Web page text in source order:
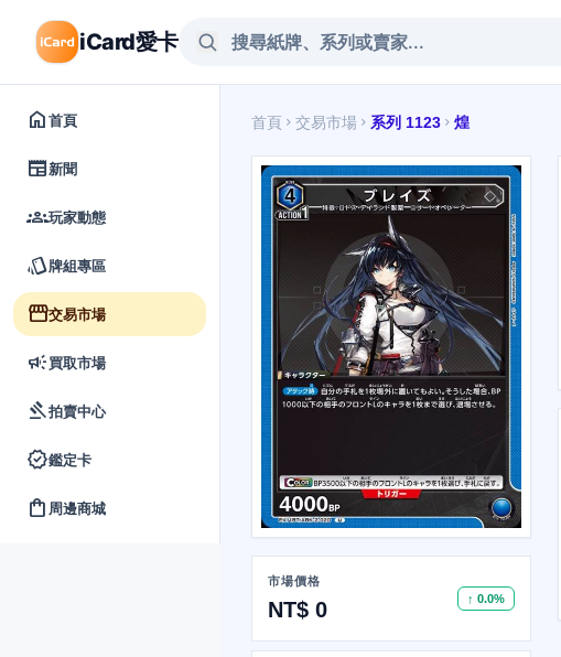
iCard愛卡
home首頁
newspaper新聞
groups玩家動態
style牌組專區
storefront交易市場
campaign買取市場
gavel拍賣中心
verified鑑定卡
shopping_bag 周邊商城
首頁 chevron_right 交易市場 chevron_right 系列 1123 chevron_right 煌
市場價格
NT$ 0 ↑ 0.0%